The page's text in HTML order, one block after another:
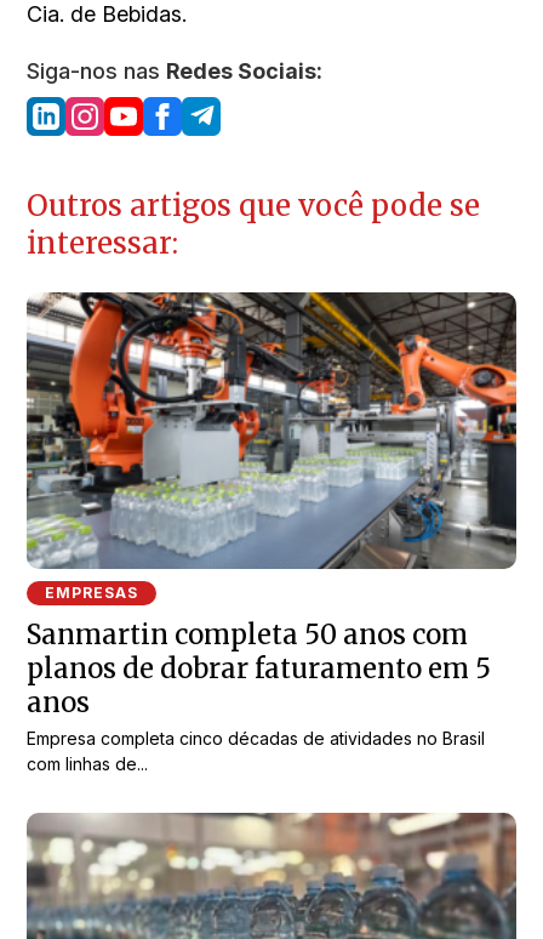
Cia. de Bebidas.
Siga-nos nas Redes Sociais:
Outros artigos que você pode se
interessar:
EMPRESAS
Sanmartin completa 50 anos com
planos de dobrar faturamento em 5
anos
Empresa completa cinco décadas de atividades no Brasil
com linhas de...